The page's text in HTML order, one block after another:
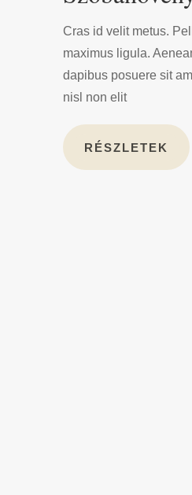
Cras id velit metus.
maximus ligula.
dapibus posuere sit
nisl non elit
RÉSZLETEK